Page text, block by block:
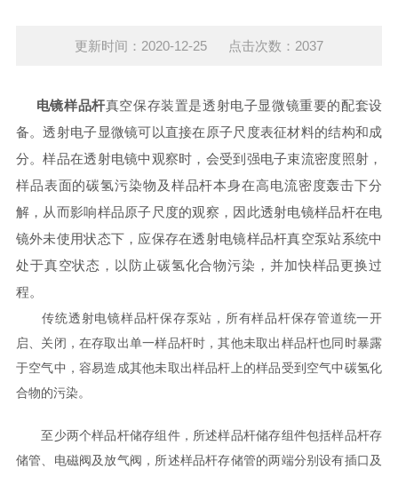
更新时间：2020-12-25 点击次数：2037
电镜样品杆真空保存装置是透射电子显微镜重要的配套设
备。透射电子显微镜可以直接在原子尺度表征材料的结构和成
分。样品在透射电镜中观察时，会受到强电子束流密度照射，
样品表面的碳氢污染物及样品杆本身在高电流密度轰击下分
解，从而影响样品原子尺度的观察，因此透射电镜样品杆在电
镜外未使用状态下，应保存在透射电镜样品杆真空泵站系统中
处于真空状态，以防止碳氢化合物污染，并加快样品更换过
程。
传统透射电镜样品杆保存泵站，所有样品杆保存管道统一开
启、关闭，在存取出单一样品杆时，其他未取出样品杆也同时暴露
于空气中，容易造成其他未取出样品杆上的样品受到空气中碳氢化
合物的污染。
至少两个样品杆储存组件，所述样品杆储存组件包括样品杆存
储管、电磁阀及放气阀，所述样品杆存储管的两端分别设有插口及